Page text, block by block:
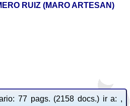
RUIZ (MARO ARTESAN)
77 pags. (2158 docs.) ir a: ,